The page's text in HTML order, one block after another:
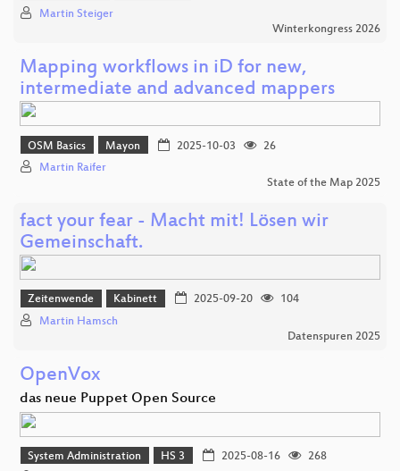
Martin Steiger
Winterkongress 2026
Mapping workflows in iD for new,
intermediate and advanced mappers
OSM Basics Mayon 2025-10-03
26
Martin Raifer
State of the Map 2025
fact your fear - Macht mit! Lösen wir
Gemeinschaft.
Zeitenwende Kabinett 2025-09-20
104
Martin Hamsch
Datenspuren 2025
OpenVox
das neue Puppet Open Source
System Administration HS 3 2025-08-16
268